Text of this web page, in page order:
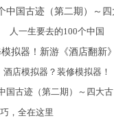
人一生要去的100个中国
酒店模拟器？装修模拟器！
国古迹（第二期）～四大古
，全在这里